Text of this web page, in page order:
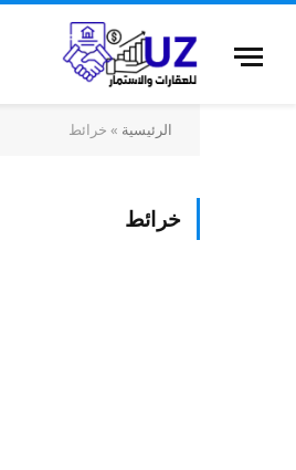
الرئيسية » خرائط
خرائط